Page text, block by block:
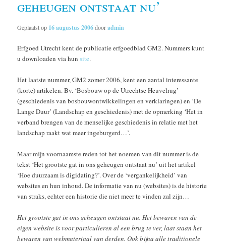
geheugen ontstaat nu’
Geplaatst op 16 augustus 2006dooradmin
Erfgoed Utrecht kent de publicatie erfgoedblad GM2. Nummers kunt
u downloaden via hunsite.
Het laatste nummer, GM2 zomer 2006, kent een aantal interessante
(korte) artikelen. Bv. ‘Bosbouw op de Utrechtse Heuvelrug’
(geschiedenis van bosbouwontwikkelingen en verklaringen) en ‘De
Lange Duur’ (Landschap en geschiedenis) met de opmerking ‘Het in
verband brengen van de menselijke geschiedenis in relatie met het
landschap raakt wat meer ingeburgerd…’.
Maar mijn voornaamste reden tot het noemen van dit nummer is de
tekst ‘Het grootste gat in ons geheugen ontstaat nu’ uit het artikel
‘Hoe duurzaam is digidating?’. Over de ‘vergankelijkheid’ van
websites en hun inhoud. De informatie van nu (websites) is de historie
van straks, echter een historie die niet meer te vinden zal zijn…
Het grootste gat in ons geheugen ontstaat nu. Het bewaren van de
eigen website is voor particulieren al een brug te ver, laat staan het
bewaren van webmateriaal van derden. Ook bijna alle traditionele